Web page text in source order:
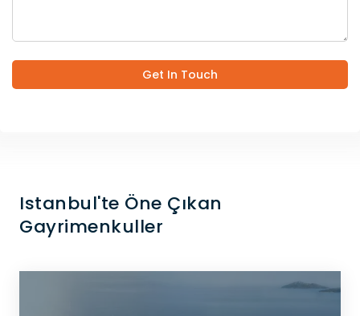
Get In Touch
Istanbul'te Öne Çıkan
Gayrimenkuller